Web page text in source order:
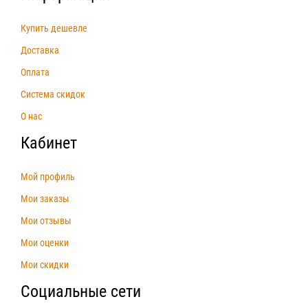
Купить дешевле
Доставка
Оплата
Система скидок
О нас
Кабинет
Мой профиль
Мои заказы
Мои отзывы
Мои оценки
Мои скидки
Социальные сети